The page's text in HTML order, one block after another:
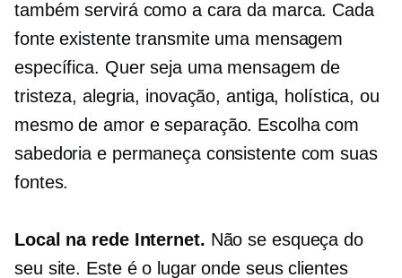
também servirá como a cara da marca. Cada
fonte existente transmite uma mensagem
específica. Quer seja uma mensagem de
tristeza, alegria, inovação, antiga, holística, ou
mesmo de amor e separação. Escolha com
sabedoria e permaneça consistente com suas
fontes.
Local na rede Internet. Não se esqueça do
seu site. Este é o lugar onde seus clientes